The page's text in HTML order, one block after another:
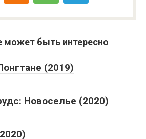
может быть интересно
(2019)
Новоселье (2020)